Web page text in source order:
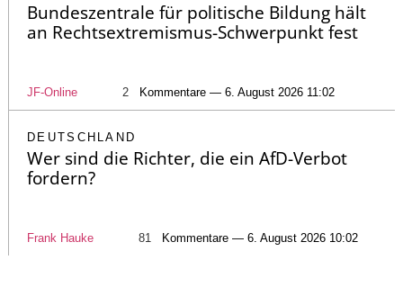
Bundeszentrale für politische Bildung hält
an Rechtsextremismus-Schwerpunkt fest
JF-Online 2 Kommentare — 6. August 2026 11:02
DEUTSCHLAND
Wer sind die Richter, die ein AfD-Verbot
fordern?
Frank Hauke 81 Kommentare — 6. August 2026 10:02